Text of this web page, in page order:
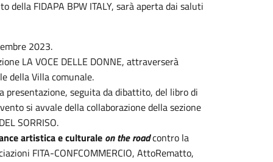
della FIDAPA BPW ITALY, sarà aperta dai saluti
2023.
LA VOCE DELLE DONNE, attraverserà
della Villa comunale.
presentazione, seguita da dibattito, del libro di
si avvale della collaborazione della sezione
SORRISO.
artistica e culturale on the roadcontro la
FITA-CONFCOMMERCIO, AttoRematto,